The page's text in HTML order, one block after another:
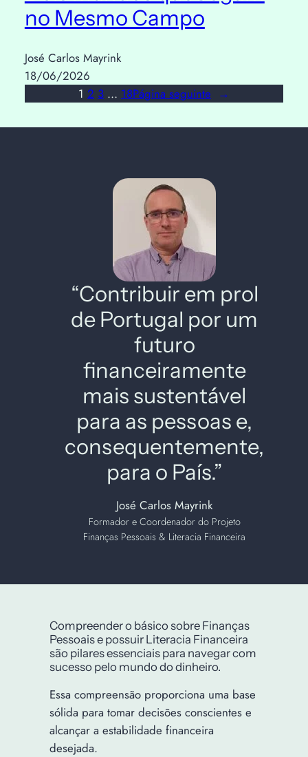
no Mesmo Campo
José Carlos Mayrink
18/06/2026
1 2 3 … 18Página seguinte →
“Contribuir em prol
de Portugal por um
futuro
financeiramente
mais sustentável
para as pessoas e,
consequentemente,
para o País.”
José Carlos Mayrink
Formador e Coordenador do Projeto
Finanças Pessoais & Literacia Financeira
Compreender o básico sobre Finanças
Pessoais e possuir Literacia Financeira
são pilares essenciais para navegar com
sucesso pelo mundo do dinheiro.
Essa compreensão proporciona uma base
sólida para tomar decisões conscientes e
alcançar a estabilidade financeira
desejada.